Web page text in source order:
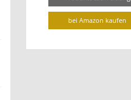
bei Amazon kaufen